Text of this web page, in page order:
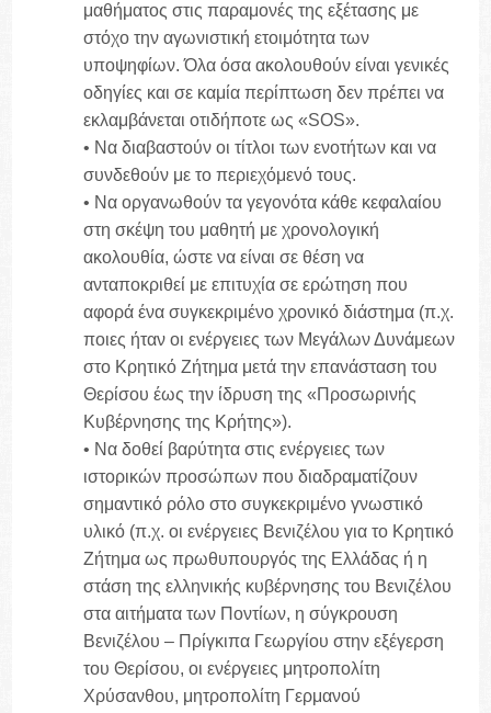
μαθήματος στις παραμονές της εξέτασης με
στόχο την αγωνιστική ετοιμότητα των
υποψηφίων. Όλα όσα ακολουθούν είναι γενικές
οδηγίες και σε καμία περίπτωση δεν πρέπει να
εκλαμβάνεται οτιδήποτε ως «SOS».
• Να διαβαστούν οι τίτλοι των ενοτήτων και να
συνδεθούν με το περιεχόμενό τους.
• Να οργανωθούν τα γεγονότα κάθε κεφαλαίου
στη σκέψη του μαθητή με χρονολογική
ακολουθία, ώστε να είναι σε θέση να
ανταποκριθεί με επιτυχία σε ερώτηση που
αφορά ένα συγκεκριμένο χρονικό διάστημα (π.χ.
ποιες ήταν οι ενέργειες των Μεγάλων Δυνάμεων
στο Κρητικό Ζήτημα μετά την επανάσταση του
Θερίσου έως την ίδρυση της «Προσωρινής
Κυβέρνησης της Κρήτης»).
• Να δοθεί βαρύτητα στις ενέργειες των
ιστορικών προσώπων που διαδραματίζουν
σημαντικό ρόλο στο συγκεκριμένο γνωστικό
υλικό (π.χ. οι ενέργειες Βενιζέλου για το Κρητικό
Ζήτημα ως πρωθυπουργός της Ελλάδας ή η
στάση της ελληνικής κυβέρνησης του Βενιζέλου
στα αιτήματα των Ποντίων, η σύγκρουση
Βενιζέλου – Πρίγκιπα Γεωργίου στην εξέγερση
του Θερίσου, οι ενέργειες μητροπολίτη
Χρύσανθου, μητροπολίτη Γερμανού